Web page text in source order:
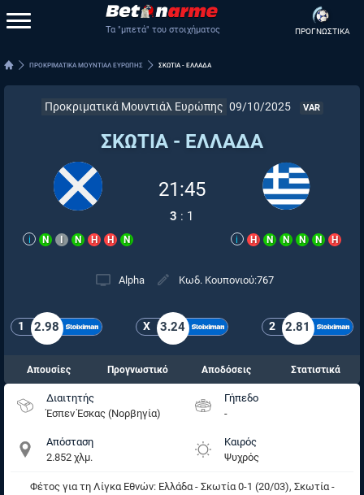
Τα "μπετά" του στοιχήματος ΠΡΟΓΝΩΣΤΙΚΑ
ΠΡΟΚΡΙΜΑΤΙΚΑ ΜΟΥΝΤΙΑΛ ΕΥΡΩΠΗΣ ΣΚΩΤΙΑ - ΕΛΛΑΔΑ
Προκριματικά Μουντιάλ Ευρώπης 09/10/2025 VAR
ΣΚΩΤΙΑ - ΕΛΛΑΔΑ
i Ν Ι Ν Η Η Ν
21:45
3 : 1
i Η Ν Ν Ν Ν Η
Alpha Κωδ. Κουπονιού:767
1 2.98 X 3.24 2 2.81
Απουσίες Προγνωστικό Αποδόσεις Στατιστικά
Διαιτητής
Έσπεν Έσκας (Νορβηγία)
Γήπεδο
-
Απόσταση
2.852 χλμ.
Καιρός
Ψυχρός
Φέτος για τη Λίγκα Εθνών: Ελλάδα - Σκωτία 0-1 (20/03), Σκωτία -